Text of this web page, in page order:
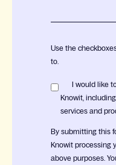
Use the
to.
I would like
Knowit,
services and
By submitting this
Knowit processing
above purposes.